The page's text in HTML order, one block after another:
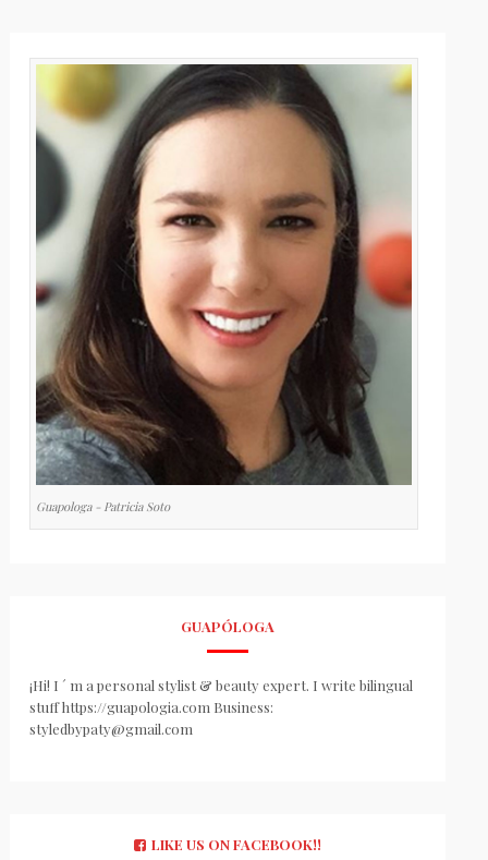
Guapologa - Patricia Soto
GUAPÓLOGA
¡Hi! I ´ m a personal stylist & beauty expert. I write bilingual
stuff https://guapologia.com Business:
styledbypaty@gmail.com
LIKE US ON FACEBOOK!!